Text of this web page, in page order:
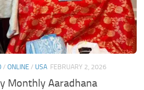
/ ONLINE / USA FEBRUARY 2, 2026
Monthly Aaradhana